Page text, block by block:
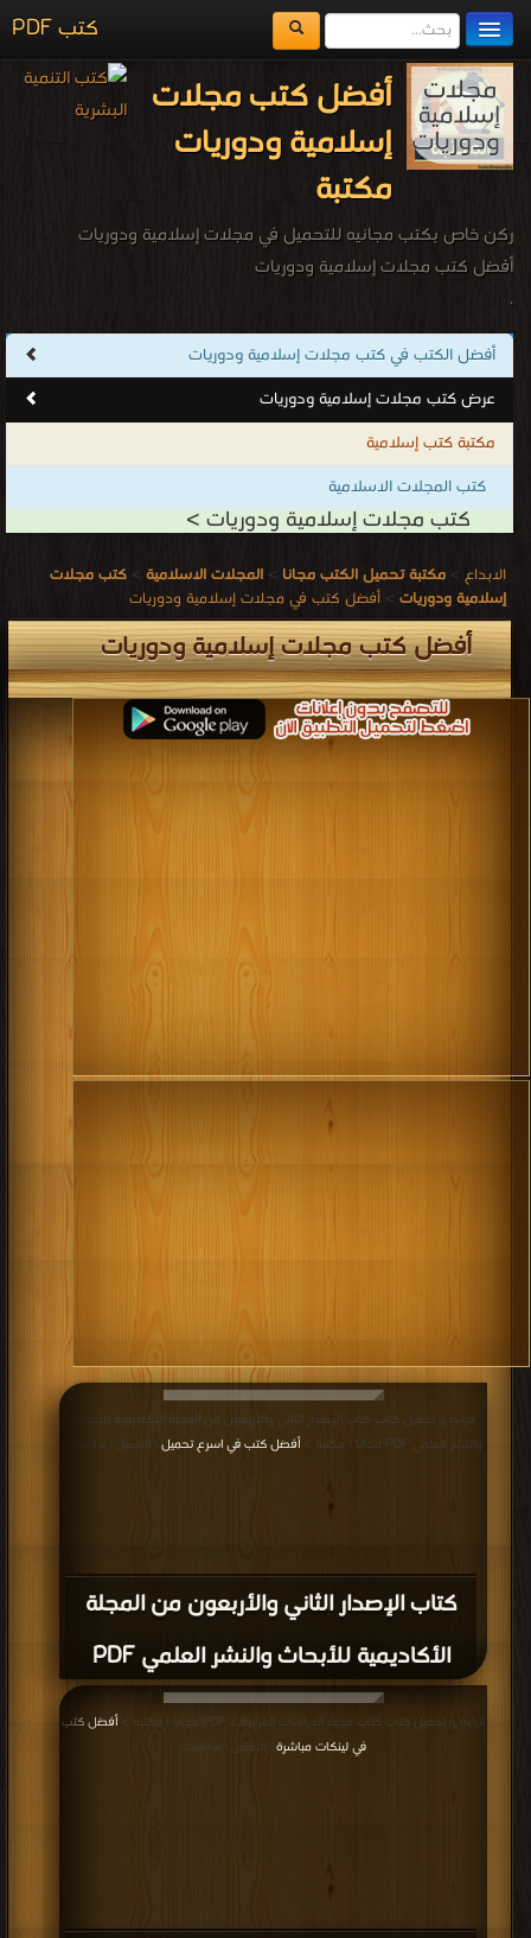
كتب PDF
مكتبة الكتب
المكتبات
يُقرأ حالياً
اضف كتاب
أفضل كتب مجلات
إسلامية ودوريات
مكتبة
ركن خاص بكتب مجانيه للتحميل في مجلات إسلامية ودوريات
أفضل كتب مجلات إسلامية ودوريات
.
أفضل الكتب في كتب مجلات إسلامية ودوريات
عرض كتب مجلات إسلامية ودوريات
مكتبة كتب إسلامية
كتب المجلات الاسلامية
كتب مجلات إسلامية ودوريات >
الابداع > مكتبة تحميل الكتب مجانا > المجلات الاسلامية > كتب مجلات
إسلامية ودوريات > أفضل كتب في مجلات إسلامية ودوريات
أفضل كتب مجلات إسلامية ودوريات
كتاب الإصدار الثاني والأربعون من المجلة
الأكاديمية للأبحاث والنشر العلمي PDF
قراءة و تحميل كتاب كتاب الإصدار الثاني والأربعون من المجلة الأكاديمية للأبحاث
والنشر العلمي PDF مجانا | مكتبة >
أفضل كتب في اسرع تحميل | التحميل : مرة/مرات
قراءة و تحميل كتاب كتاب مجلة الدراسات القرآنية 2 PDF مجانا | مكتبة >
أفضل كتب
في لينكات مباشرة | التحميل : مرة/مرات